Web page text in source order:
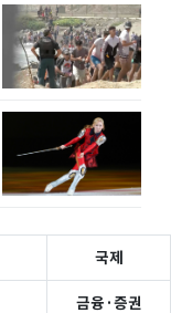
국제
금융·증권